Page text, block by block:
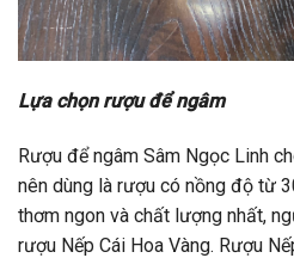
Lựa chọn rượu để ngâm
Rượu để ngâm Sâm Ngọc Linh
nên dùng là rượu có nồng độ từ
thơm ngon và chất lượng nhất,
rượu Nếp Cái Hoa Vàng. Rượu